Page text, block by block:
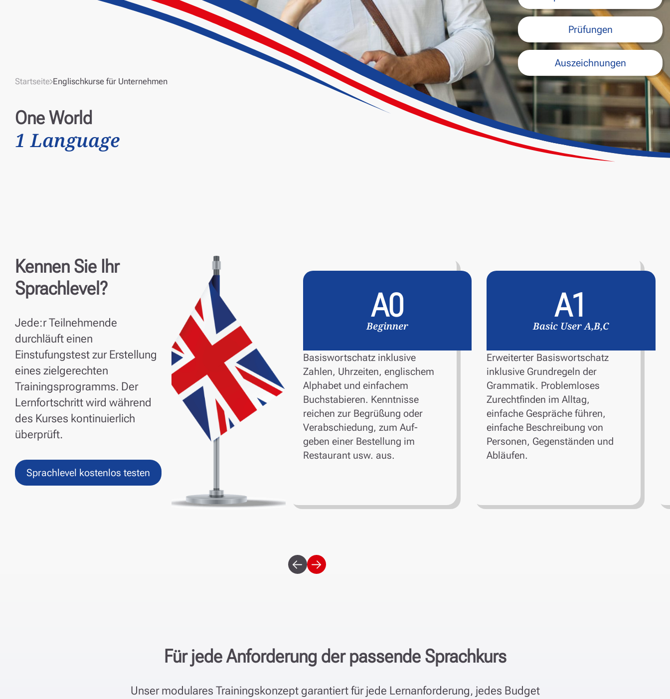
Startseite Englischkurse für Unternehmen
One World
1 Language
Prüfungen
Auszeichnungen
Kennen Sie Ihr
Sprachlevel?
Jede:r Teilnehmende
durchläuft einen
Einstufungstest zur Erstellung
eines zielgerechten
Trainingsprogramms. Der
Lernfortschritt wird während
des Kurses kontinuierlich
überprüft.
Sprachlevel kostenlos testen
A0
Beginner
Basiswortschatz inklusive
Zahlen, Uhrzeiten, englischem
Alphabet und einfachem
Buchstabieren. Kenntnisse
reichen zur Begrüßung oder
Verabschiedung, zum Auf-
geben einer Bestellung im
Restaurant usw. aus.
A1
Basic User A,B,C
Erweiterter Basiswortschatz
inklusive Grundregeln der
Grammatik. Problemloses
Zurechtfinden im Alltag,
einfache Gespräche führen,
einfache Beschreibung von
Personen, Gegenständen und
Abläufen.
vorherige
weitere
Für jede Anforderung der passende Sprachkurs
Unser modulares Trainingskonzept garantiert für jede Lernanforderung, jedes Budget